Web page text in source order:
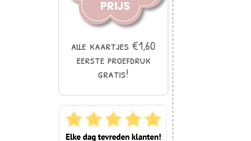
alle kaartjes €1,60
eerste proefdruk
gratis!